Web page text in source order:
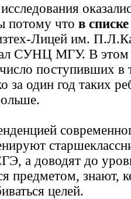
потому что в
Лицей им.
СУНЦ МГУ. В этом
поступивших в
за один год таких
а доводят до
предметом, знают,
целей.